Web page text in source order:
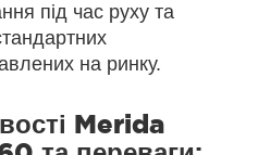
під час руху та
на ринку.
Merida